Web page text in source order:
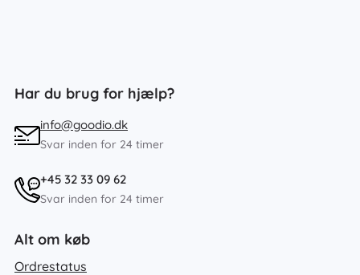
Har du brug for hjælp?
info@goodio.dk
Svar inden for 24 timer
+45 32 33 09 62
Svar inden for 24 timer
Alt om køb
Ordrestatus